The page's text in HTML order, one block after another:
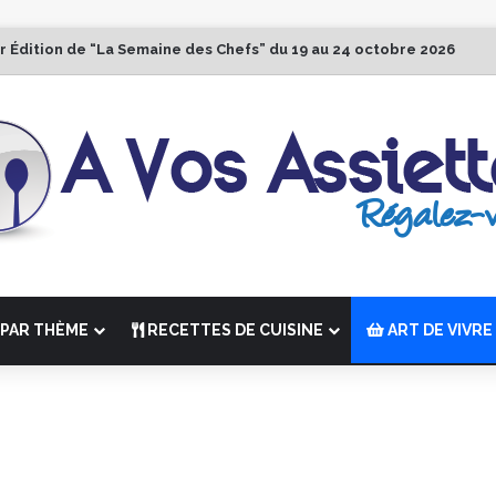
Édition de “La Semaine des Chefs” du 19 au 24 octobre 2026
THÈME RECETTES DE CUISINE ART DE VIVRE